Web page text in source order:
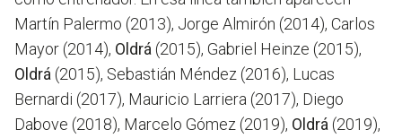
Martín Palermo (2013), Jorge Almirón (2014), Carlos
Mayor (2014), Oldrá (2015), Gabriel Heinze (2015),
Oldrá (2015), Sebastián Méndez (2016), Lucas
Bernardi (2017), Mauricio Larriera (2017), Diego
Dabove (2018), Marcelo Gómez (2019), Oldrá (2019),